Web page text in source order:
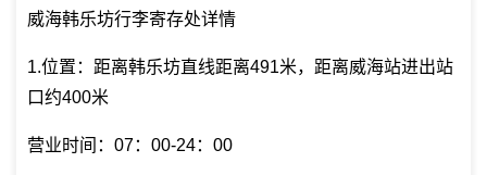
威海韩乐坊行李寄存处详情
1.位置：距离韩乐坊直线距离491米，距离威海站进出站
口约400米
营业时间：07：00-24：00